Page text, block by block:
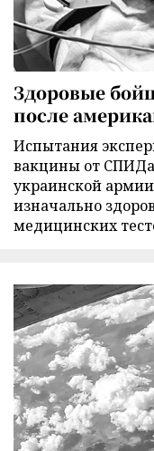
Здоровые
после
Испытания
вакцины от
украинской
изначально
медицинских